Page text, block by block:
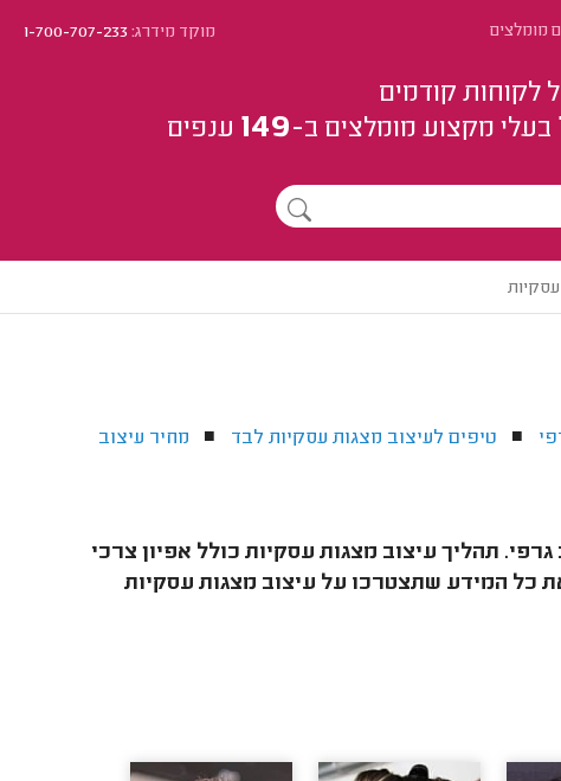
מומלצים מוקד מידרג:1-700-707-233
לקוחות קודמים
בעלי מקצוע מומלצים ב-149 ענפים
עסקיות
■ טיפים לעיצוב מצגות עסקיות לבד ■ מחיר עיצוב
תהליך עיצוב מצגות עסקיות כולל אפיון צרכי
כל המידע שתצטרכו על עיצוב מצגות עסקיות